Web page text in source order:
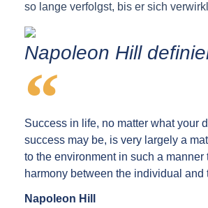
so lange verfolgst, bis er sich
Napoleon Hill
Success in life, no matter what your
success may be, is very largely a
to the environment in such a manner
harmony between the individual and
Napoleon Hill